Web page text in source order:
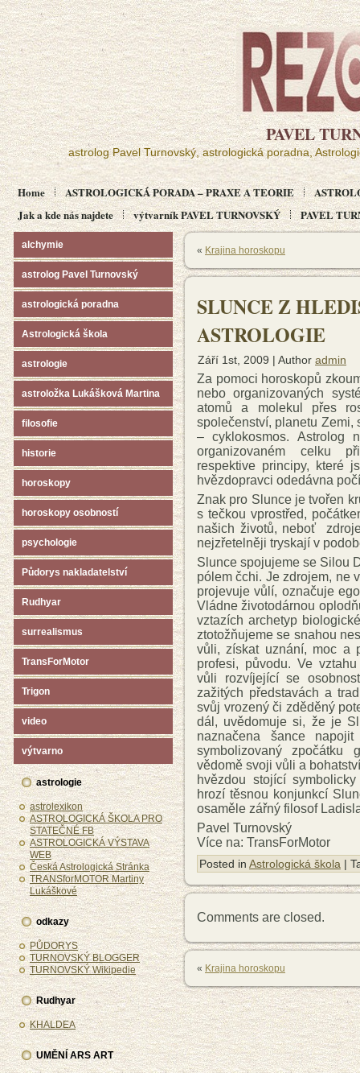
PAVEL
astrolog Pavel Turnovský, astrologická poradna,
Home ASTROLOGICKÁ PORADA – PRAXE A TEORIE
Jak a kde nás najdete
výtvarník PAVEL TURNOVSKÝ PAVEL
alchymie
astrolog Pavel Turnovský
astrologická poradna
Astrologická škola
astrologie
astroložka Lukášková Martina
filosofie
historie
horoskopy
horoskopy osobností
psychologie
Půdorys nakladatelství
Rudhyar
surrealismus
TransForMotor
Trigon
video
výtvarno
astrologie
astrolexikon
ASTROLOGICKÁ ŠKOLA PRO
STATEČNÉ FB
ASTROLOGICKÁ VÝSTAVA
WEB
Česká Astrologická Stránka
TRANSforMOTOR Martiny
Lukáškové
odkazy
PŮDORYS
TURNOVSKÝ BLOGGER
TURNOVSKÝ Wikipedie
Rudhyar
KHALDEA
UMĚNÍ ARS ART
« Krajina horoskopu
SLUNCE Z
ASTROLOGIE
Září 1st, 2009 | Author admin
Za pomoci horoskopů
nebo organizovaných
atomů a molekul přes
společenství, planetu Zemi,
– cyklokosmos. Astrolog
organizovaném celku
respektive principy, které
hvězdopravci odedávna
Znak pro Slunce je tvořen
s tečkou vprostřed,
našich životů, neboť
nejzřetelněji tryskají v
Slunce spojujeme se Silou
pólem čchi. Je zdrojem, ne
projevuje vůlí, označuje
Vládne životodárnou
vztazích archetyp
ztotožňujeme se snahou
vůli, získat uznání, moc a
profesi, původu. Ve
vůli rozvíjející se
zažitých představách a
svůj vrozený či zděděný
dál, uvědomuje si, že je
naznačena šance
symbolizovaný zpočátku
vědomě svoji vůli a
hvězdou stojící
hrozí těsnou konjunkcí
osaměle zářný filosof
Pavel Turnovský
Více na: TransForMotor
Posted in Astrologická škola |
Comments are closed.
« Krajina horoskopu